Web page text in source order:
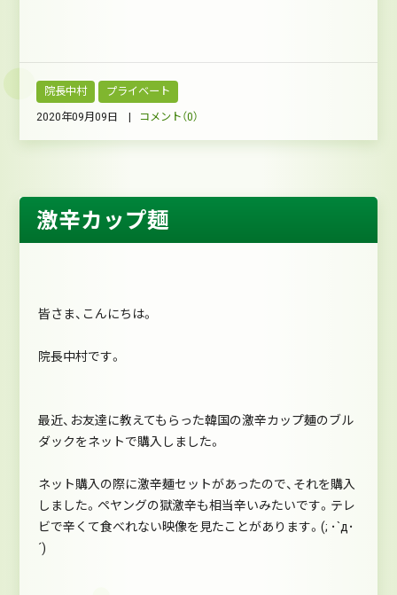
院長中村 プライベート
2020年09月09日 | コメント（0）
激辛カップ麺
皆さま、こんにちは。
院長中村です。
最近、お友達に教えてもらった韓国の激辛カップ麺のブル
ダックをネットで購入しました。
ネット購入の際に激辛麺セットがあったので、それを購入
しました。ペヤングの獄激辛も相当辛いみたいです。テレ
ビで辛くて食べれない映像を見たことがあります。(; ･`д･
´)